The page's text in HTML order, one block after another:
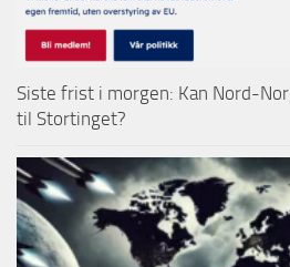
Siste frist i morgen: Kan Nord-
til Stortinget?